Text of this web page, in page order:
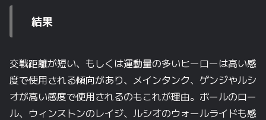
結果
交戦距離が短い、もしくは運動量の多いヒーローは高い感
度で使用される傾向があり、メインタンク、ゲンジやルシ
オが高い感度で使用されるのもこれが理由。ボールのロー
ル、ウィンストンのレイジ、ルシオのウォールライドも感